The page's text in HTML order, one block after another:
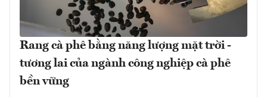
Rang cà phê bằng năng lượng mặt trời -
tương lai của ngành công nghiệp cà phê
bền vững